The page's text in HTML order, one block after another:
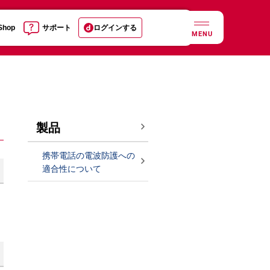
サポート ログインする
MENU
製品
携帯電話の電波防護への
適合性について